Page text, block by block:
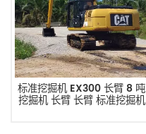
标准挖掘机 EX300 长臂 8 吨
挖掘机 长臂 长臂 标准挖掘机